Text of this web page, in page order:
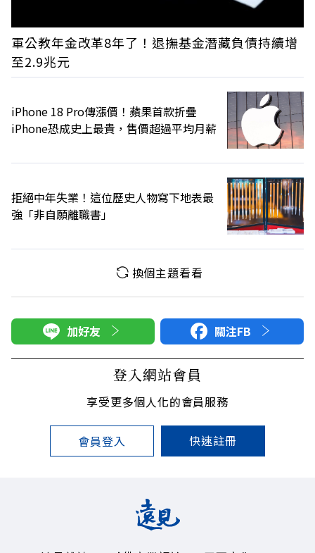
軍公教年金改革8年了！退撫基金潛藏負債持續增
至2.9兆元
iPhone 18 Pro傳漲價！蘋果首款折疊
iPhone恐成史上最貴，售價超過平均月薪
拒絕中年失業！這位歷史人物寫下地表最
強「非自願離職書」
換個主題看看
加好友 關注FB
登入網站會員
享受更多個人化的會員服務
會員登入 快速註冊